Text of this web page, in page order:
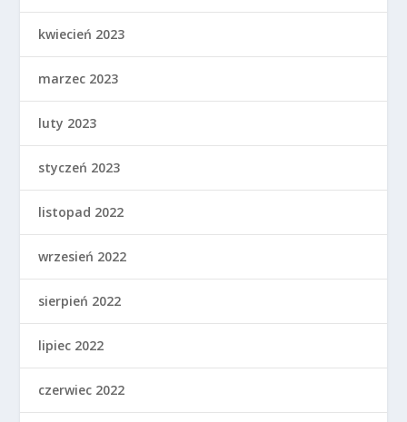
kwiecień 2023
marzec 2023
luty 2023
styczeń 2023
listopad 2022
wrzesień 2022
sierpień 2022
lipiec 2022
czerwiec 2022